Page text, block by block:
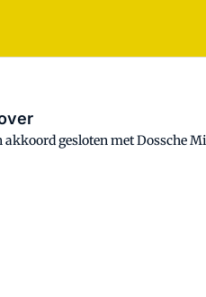
gesloten met Dossche